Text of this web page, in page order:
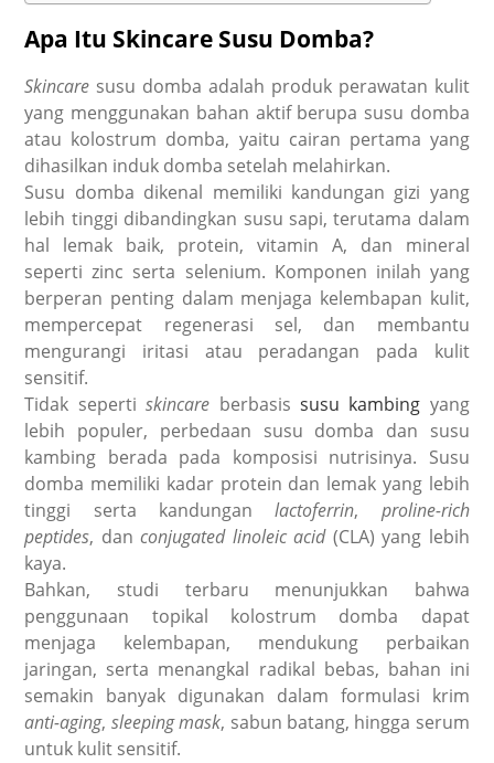
Apa Itu Skincare Susu Domba?
Skincare susu domba adalah produk perawatan kulit
yang menggunakan bahan aktif berupa susu domba
atau kolostrum domba, yaitu cairan pertama yang
dihasilkan induk domba setelah melahirkan.
Susu domba dikenal memiliki kandungan gizi yang
lebih tinggi dibandingkan susu sapi, terutama dalam
hal lemak baik, protein, vitamin A, dan mineral
seperti zinc serta selenium. Komponen inilah yang
berperan penting dalam menjaga kelembapan kulit,
mempercepat regenerasi sel, dan membantu
mengurangi iritasi atau peradangan pada kulit
sensitif.
Tidak sepertiskincare berbasis susu kambing yang
lebih populer, perbedaan susu domba dan susu
kambing berada pada komposisi nutrisinya. Susu
domba memiliki kadar protein dan lemak yang lebih
tinggi serta kandunganlactoferrin, proline-rich
peptides, danconjugated linoleic acid(CLA) yang lebih
kaya.
Bahkan, studi terbaru menunjukkan bahwa
penggunaan topikal kolostrum domba dapat
menjaga kelembapan, mendukung perbaikan
jaringan, serta menangkal radikal bebas, bahan ini
semakin banyak digunakan dalam formulasi krim
anti-aging, sleeping mask, sabun batang, hingga serum
untuk kulit sensitif.